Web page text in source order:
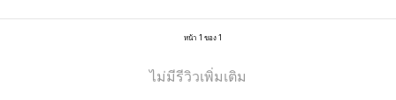
หน้า 1 ของ 1
ไม่มีรีวิวเพิ่มเติม